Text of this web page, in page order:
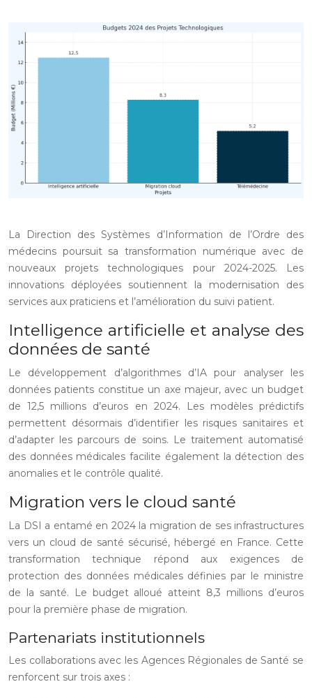
La Direction des Systèmes d’Information de l’Ordre des
médecins poursuit sa transformation numérique avec de
nouveaux projets technologiques pour 2024-2025. Les
innovations déployées soutiennent la modernisation des
services aux praticiens et l’amélioration du suivi patient.
Intelligence artificielle et analyse des
données de santé
Le développement d’algorithmes d’IA pour analyser les
données patients constitue un axe majeur, avec un budget
de 12,5 millions d’euros en 2024. Les modèles prédictifs
permettent désormais d’identifier les risques sanitaires et
d’adapter les parcours de soins. Le traitement automatisé
des données médicales facilite également la détection des
anomalies et le contrôle qualité.
Migration vers le cloud santé
La DSI a entamé en 2024 la migration de ses infrastructures
vers un cloud de santé sécurisé, hébergé en France. Cette
transformation technique répond aux exigences de
protection des données médicales définies par le ministre
de la santé. Le budget alloué atteint 8,3 millions d’euros
pour la première phase de migration.
Partenariats institutionnels
Les collaborations avec les Agences Régionales de Santé se
renforcent sur trois axes :